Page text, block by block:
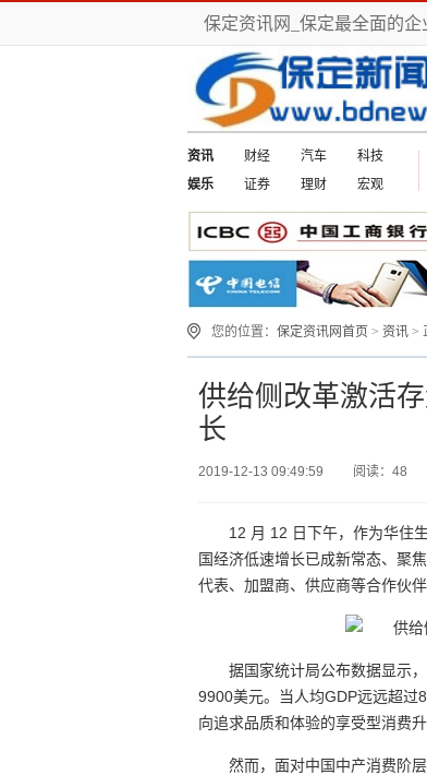
保定资讯网_保定最全面的企
资讯 财经 汽车
科技
娱乐
证券 理财 宏观
您的位置： 保定资讯网首页 > 资讯 >
供给侧改革激活
长
2019-12-13 09:49:59 阅读：48
12 月 12 日下午，作为华住
国经济低速增长已成新常态、聚
代表、加盟商、供应商等合作伙
据国家统计局公布数据显示
9900美元。当人均GDP远远超过
向追求品质和体验的享受型消费升
然而，面对中国中产消费阶